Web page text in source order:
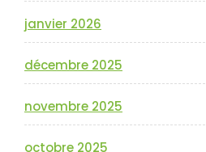
janvier 2026
décembre 2025
novembre 2025
octobre 2025